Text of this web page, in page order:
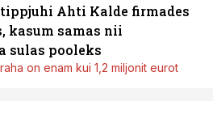
Ahti Kalde firmades
kasum samas nii
sulas pooleks
on enam kui 1,2 miljonit eurot